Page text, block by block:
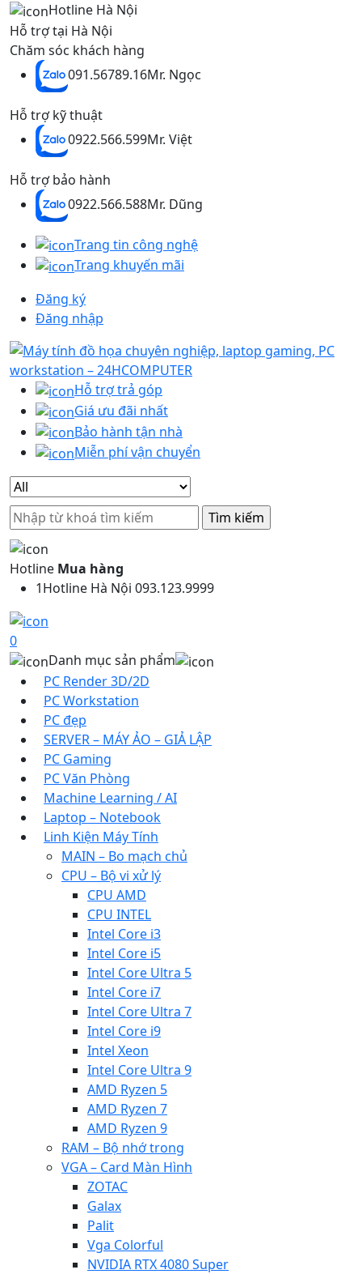
Hotline Hà Nội
Hỗ trợ tại Hà Nội
Chăm sóc khách hàng
091.56789.16Mr. Ngọc
Hỗ trợ kỹ thuật
0922.566.599Mr. Việt
Hỗ trợ bảo hành
0922.566.588Mr. Dũng
Trang tin công nghệ
Trang khuyến mãi
Đăng ký
Đăng nhập
Hỗ trợ trả góp
Giá ưu đãi nhất
Bảo hành tận nhà
Miễn phí vận chuyển
Search
for:
Hotline Mua hàng
1Hotline Hà Nội 093.123.9999
0
Danh mục sản phẩm
PC Render 3D/2D
PC Workstation
PC đẹp
SERVER – MÁY ẢO – GIẢ LẬP
PC Gaming
PC Văn Phòng
Machine Learning / AI
Laptop – Notebook
Linh Kiện Máy Tính
MAIN – Bo mạch chủ
CPU – Bộ vi xử lý
CPU AMD
CPU INTEL
Intel Core i3
Intel Core i5
Intel Core Ultra 5
Intel Core i7
Intel Core Ultra 7
Intel Core i9
Intel Xeon
Intel Core Ultra 9
AMD Ryzen 5
AMD Ryzen 7
AMD Ryzen 9
RAM – Bộ nhớ trong
VGA – Card Màn Hình
ZOTAC
Galax
Palit
Vga Colorful
NVIDIA RTX 4080 Super